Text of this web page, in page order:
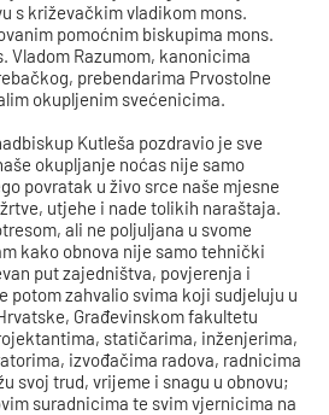
s križevačkim vladikom mons.
pomoćnim biskupima mons.
Vladom Razumom, kanonicima
prebendarima Prvostolne
okupljenim svećenicima.
Kutleša pozdravio je sve
okupljanje noćas nije samo
povratak u živo srce naše mjesne
utjehe i nade tolikih naraštaja.
ali ne poljuljana u svome
kako obnova nije samo tehnički
put zajedništva, povjerenja i
potom zahvalio svima koji sudjeluju u
Građevinskom fakultetu
statičarima, inženjerima,
izvođačima radova, radnicima
svoj trud, vrijeme i snagu u obnovu;
suradnicima te svim vjernicima na